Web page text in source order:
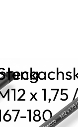
x 1,75 /
180